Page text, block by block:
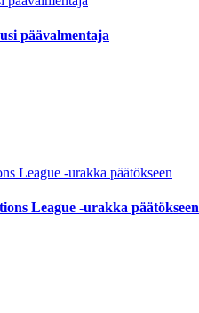
päävalmentaja
League -urakka päätökseen